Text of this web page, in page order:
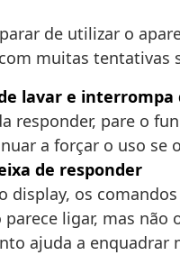
de utilizar o
muitas tentativas
lavar e
responder, pare o
a forçar o uso se
de responder
display, os
parece ligar, mas não
ajuda a enquadrar